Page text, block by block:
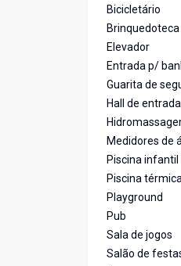
Bicicletário
Brinquedoteca
Elevador
Entrada p/
Guarita de
Hall de
Medidores de
Piscina infantil
Piscina
Playground
Pub
Sala de jogos
Salão de